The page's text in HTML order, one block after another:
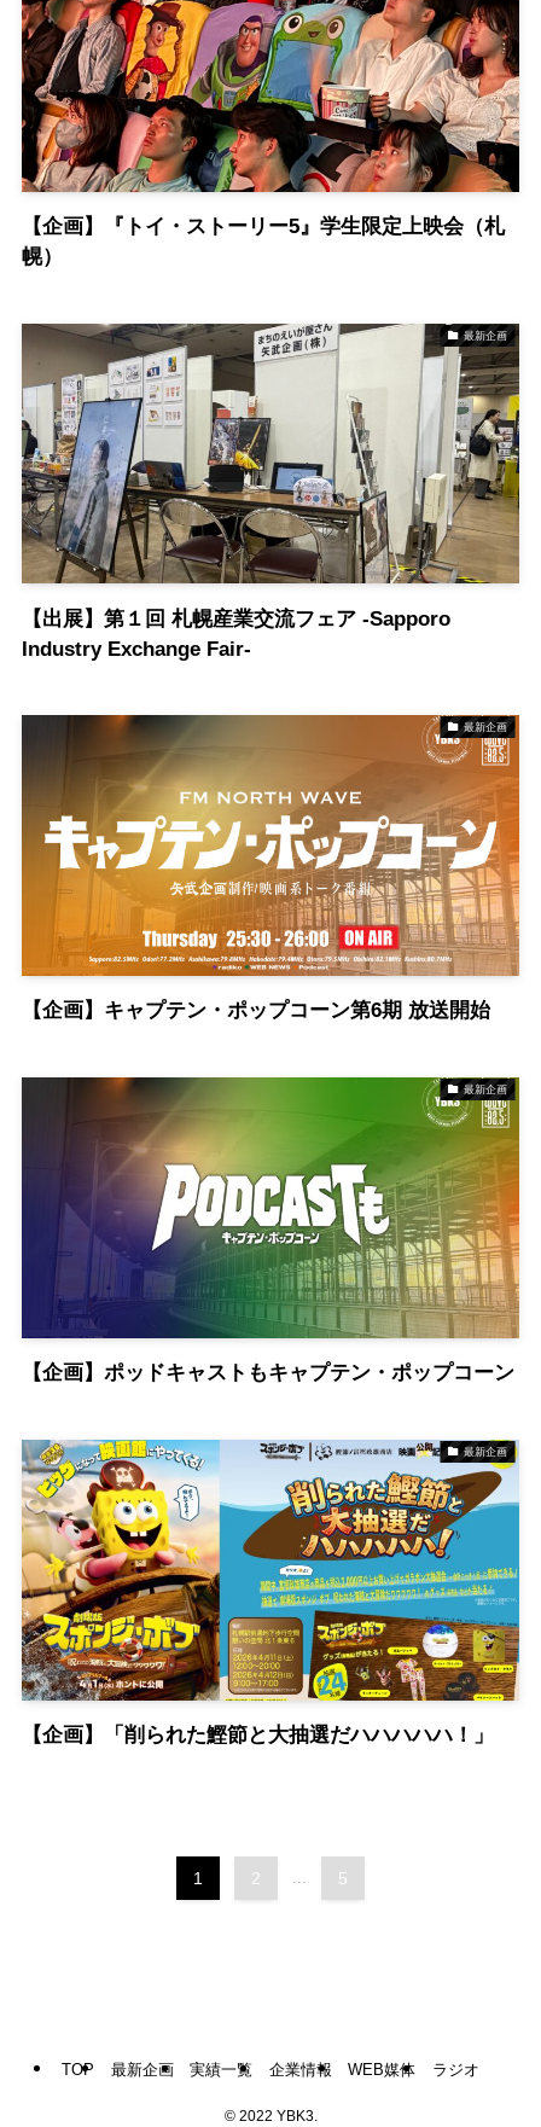
【企画】『トイ・ストーリー5』学生限定上映会（札
幌）
最新企画
【出展】第１回 札幌産業交流フェア -Sapporo
Industry Exchange Fair-
最新企画
【企画】キャプテン・ポップコーン第6期 放送開始
最新企画
【企画】ポッドキャストもキャプテン・ポップコーン
最新企画
【企画】「削られた鰹節と大抽選だハハハハハ！」
1 2 5
TOP 最新企画 実績一覧 企業情報 WEB媒体 ラジオ
©2022 YBK3.